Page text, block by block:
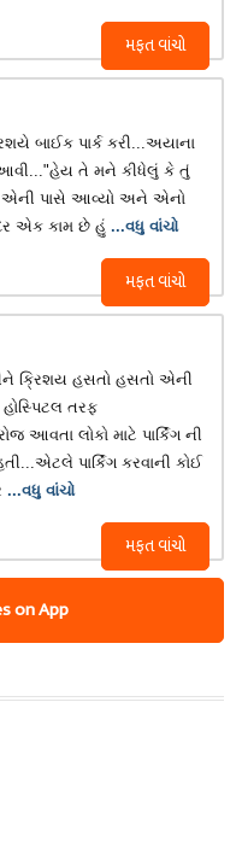
મફત વાંચો
મફત વાંચો
બાઈક પાર્ક કરી...અયાના
તે મને કીધેલું કે તું
એની પાસે આવ્યો અને એનો
એક કામ છે હું ...વધુ વાંચો
મફત વાંચો
ક્રિશય હસતો હસતો એની
તરફ
આવતા લોકો માટે પાર્કિંગ ની
પાર્કિંગ કરવાની કોઈ
...વધુ વાંચો
on App